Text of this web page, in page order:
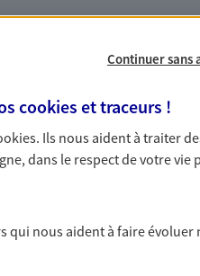
les
collaborateurs... mais aussi
Continuer sans
cookies et traceurs !
. Ils nous aident à traiter
dans le respect de votre vie
qui nous aident à faire évoluer